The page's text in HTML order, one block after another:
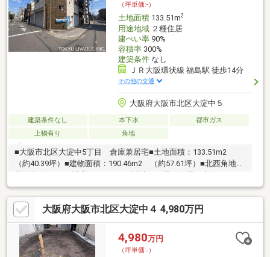
（坪単価:-）
土地面積133.51m2
用途地域２種住居
建ぺい率90%
容積率300%
建築条件なし
ＪＲ大阪環状線 福島駅 徒歩14分
その他の交通
大阪府大阪市北区大淀中５
建築条件なし 本下水
都市ガス
上物有り
角地
■大阪市北区大淀中5丁目 倉庫兼居宅■土地面積：133.51m2
（約40.39坪）■建物面積：190.46m2 （約57.61坪）■北西角地■
前面道路は8.0ｍ以上あります。■近隣は工場と住居が点在するエ
リアです■ご内覧等、お気軽にご連絡下さい
大阪府大阪市北区大淀中４ 4,980万円
4,980万円
（坪単価:-）